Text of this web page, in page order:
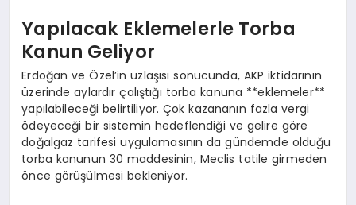
Yapılacak Eklemelerle Torba
Kanun Geliyor
Erdoğan ve Özel’in uzlaşısı sonucunda, AKP iktidarının
üzerinde aylardır çalıştığı torba kanuna **eklemeler**
yapılabileceği belirtiliyor. Çok kazananın fazla vergi
ödeyeceği bir sistemin hedeflendiği ve gelire göre
doğalgaz tarifesi uygulamasının da gündemde olduğu
torba kanunun 30 maddesinin, Meclis tatile girmeden
önce görüşülmesi bekleniyor.